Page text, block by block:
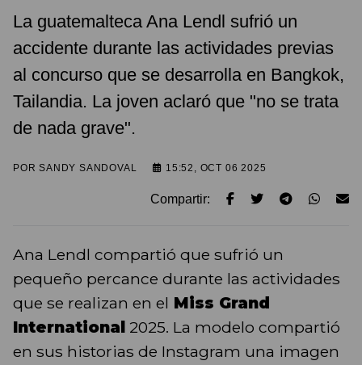
La guatemalteca Ana Lendl sufrió un
accidente durante las actividades previas
al concurso que se desarrolla en Bangkok,
Tailandia. La joven aclaró que "no se trata
de nada grave".
PORSANDY SANDOVAL 15:52, OCT 06 2025
Compartir:
Ana Lendl compartió que sufrió un
pequeño percance durante las actividades
que se realizan en el Miss Grand
International 2025. La modelo compartió
en sus historias de Instagram una imagen